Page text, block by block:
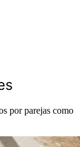
por parejas como